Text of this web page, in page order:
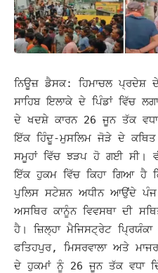
ਨਿਊਜ਼ ਡੈਸਕ: ਹਿਮਾਚਲ ਪ੍ਰਦੇਸ਼
ਸਾਹਿਬ ਇਲਾਕੇ ਦੇ ਪਿੰਡਾਂ ਵਿੱਚ
ਦੇ ਖਦਸ਼ੇ ਕਾਰਨ 26 ਜੂਨ ਤੱਕ
ਇੱਕ ਹਿੰਦੂ-ਮੁਸਲਿਮ ਜੋੜੇ ਦੇ
ਸਮੂਹਾਂ ਵਿੱਚ ਝੜਪ ਹੋ ਗਈ ਸੀ।
ਇੱਕ ਹੁਕਮ ਵਿੱਚ ਕਿਹਾ ਗਿਆ ਹੈ
ਪੁਲਿਸ ਸਟੇਸ਼ਨ ਅਧੀਨ ਆਉਂਦੇ
ਅਸਥਿਰ ਕਾਨੂੰਨ ਵਿਵਸਥਾ ਦੀ
ਹੈ। ਜ਼ਿਲ੍ਹਾ ਮੈਜਿਸਟ੍ਰੇਟ
ਫਤਿਹਪੁਰ, ਮਿਸਰਵਾਲਾ ਅਤੇ
ਦੇ ਹੁਕਮਾਂ ਨੂੰ 26 ਜੂਨ ਤੱਕ ਵਧਾ